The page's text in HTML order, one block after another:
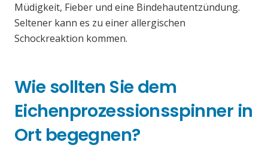
Müdigkeit, Fieber und eine Bindehautentzündung.
Seltener kann es zu einer allergischen
Schockreaktion kommen.
Wie sollten Sie dem
Eichenprozessionsspinner in
Ort begegnen?